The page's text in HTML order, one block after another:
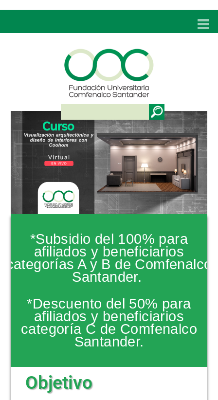
UNC
ADMISIONES
PROGRAMAS
TÉCNICOS LABORALES
BIENESTAR
BIBLIOTECA
INVESTIGACIONES
EDUCACIÓN CONTINUA
NOTICIAS
*Subsidio del 100% para
afiliados y beneficiarios
categorías A y B de Comfenalco
Santander.
*Descuento del 50% para
afiliados y beneficiarios
categoría C de Comfenalco
Santander.
Objetivo